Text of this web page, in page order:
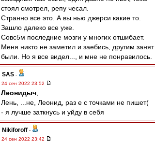
стоял смотрел, репу чесал.
Странно все это. А вы нью джерси какие то.
Зашло далеко все уже.
Совс5м последние мозги у многих отшибает.
Меня никто не заметил и заебись, другим занят
были. Но я все видел..., и мне не понравилось.
SAS -
24 сен 2022 23:52
Леонидыч
Лень, ...не, Леонид, раз е с точками не пишет(
- я лучше заткнусь и уйду в себя
Nikiforoff -
24 сен 2022 23:42